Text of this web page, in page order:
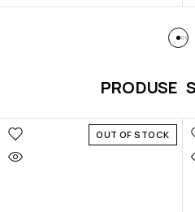
PRODUSE
OUT OF STOCK